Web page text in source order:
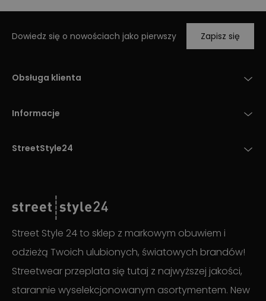
Dowiedz się o nowościach jako pierwszy Zapisz się
Obsługa klienta
Informacje
StreetStyle24
Street Style 24 to sklep z markowym obuwiem i
odzieżą Twoich ulubionych, światowych brandów!
Streetwear przeplata się tutaj z najwyższej jakości,
starannie wyselekcjonowanym asortymentem. New